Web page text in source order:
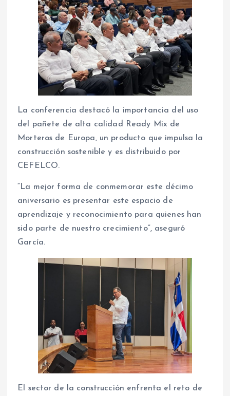
La conferencia destacó la importancia del uso
del pañete de alta calidad Ready Mix de
Morteros de Europa, un producto que impulsa la
construcción sostenible y es distribuido por
CEFELCO.
“La mejor forma de conmemorar este décimo
aniversario es presentar este espacio de
aprendizaje y reconocimiento para quienes han
sido parte de nuestro crecimiento”, aseguró
García.
El sector de la construcción enfrenta el reto de